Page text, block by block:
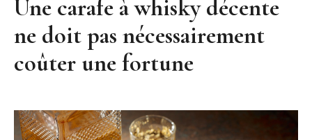
Une carafe à whisky décente
ne doit pas nécessairement
coûter une fortune